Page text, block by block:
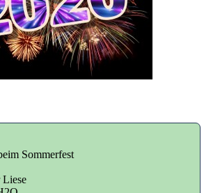
Sommerfest
Liese